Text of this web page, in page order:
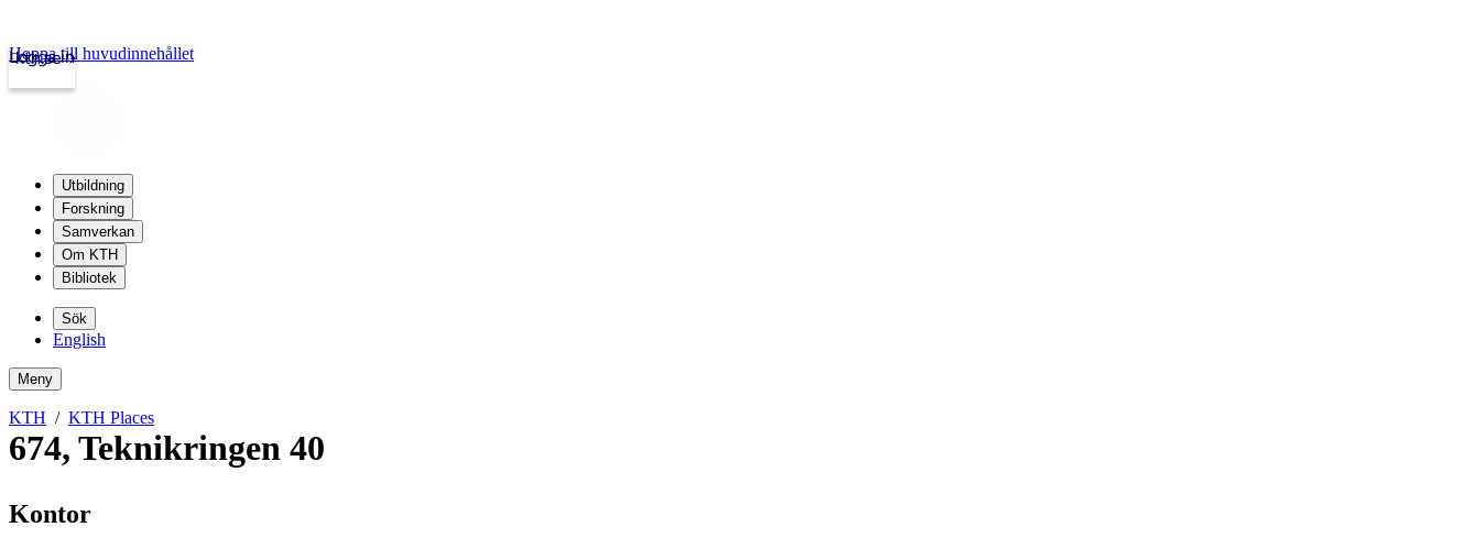
kth.se
Logga in
Hoppa till huvudinnehållet
Utbildning
Forskning
Samverkan
Om KTH
Bibliotek
Sök
English
Meny
KTH KTH Places
674, Teknikringen 40
Kontor